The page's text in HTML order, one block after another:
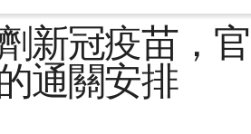
新冠疫苗，官
通關安排